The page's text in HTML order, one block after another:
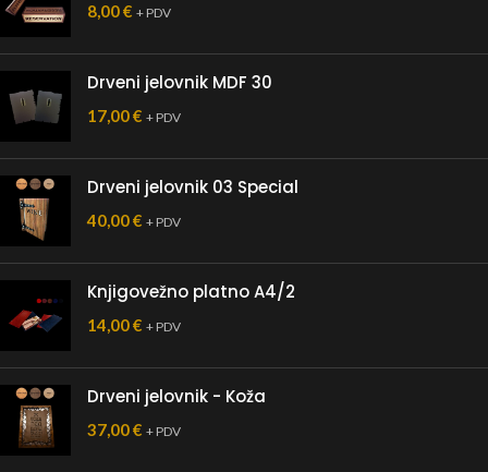
8,00€ + PDV
Drveni jelovnik MDF 30
17,00€ + PDV
Drveni jelovnik 03 Special
40,00€ + PDV
Knjigovežno platno A4/2
14,00€ + PDV
Drveni jelovnik - Koža
37,00€ + PDV